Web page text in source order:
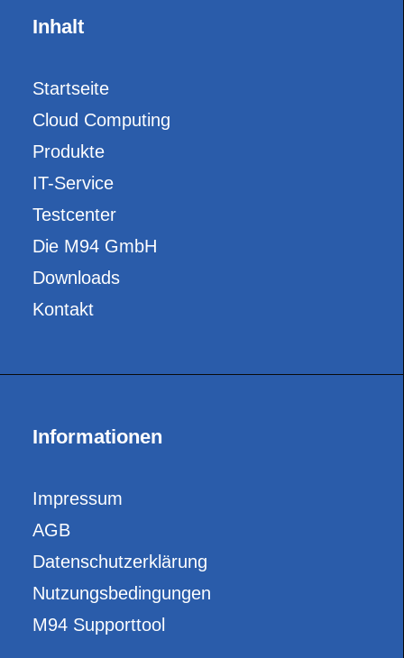
Inhalt
Startseite
Cloud Computing
Produkte
IT-Service
Testcenter
Die M94 GmbH
Downloads
Kontakt
Informationen
Impressum
AGB
Datenschutzerklärung
Nutzungsbedingungen
M94 Supporttool